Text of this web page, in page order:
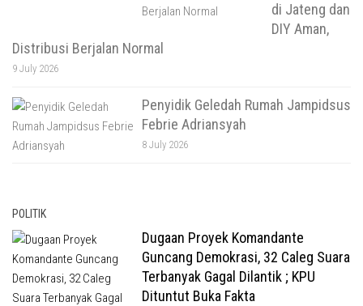
di Jateng dan
DIY Aman,
Distribusi Berjalan Normal
9 July 2026
Penyidik Geledah Rumah Jampidsus
Febrie Adriansyah
8 July 2026
POLITIK
Dugaan Proyek Komandante
Guncang Demokrasi, 32 Caleg Suara
Terbanyak Gagal Dilantik ; KPU
Dituntut Buka Fakta